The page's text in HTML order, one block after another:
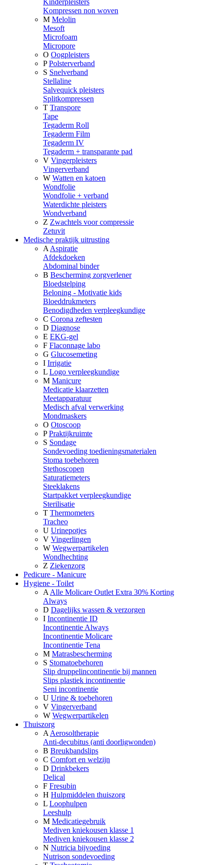
Kinderpleisters
Kompressen non woven
M Melolin
Mesoft
Microfoam
Micropore
O Oogpleisters
P Polsterverband
S Snelverband
Stellaline
Salvequick pleisters
Splitkompressen
T Transpore
Tape
Tegaderm Roll
Tegaderm Film
Tegaderm IV
Tegaderm + transparante pad
V Vingerpleisters
Vingerverband
W Watten en katoen
Wondfolie
Wondfolie + verband
Waterdichte pleisters
Wondverband
Z Zwachtels voor compressie
Zetuvit
Medische praktijk uitrusting
A Aspiratie
Afdekdoeken
Abdominal binder
B Bescherming zorgverlener
Bloedstelping
Beloning - Motivatie kids
Bloeddrukmeters
Benodigdheden verpleegkundige
C Corona zeftesten
D Diagnose
E EKG-gel
F Flaconnage labo
G Glucosemeting
I Irrigatie
L Logo verpleegkundige
M Manicure
Medicatie klaarzetten
Meetapparatuur
Medisch afval verwerking
Mondmaskers
O Otoscoop
P Praktijkruimte
S Sondage
Sondevoeding toedieningsmaterialen
Stoma toebehoren
Stethoscopen
Saturatiemeters
Steeklakens
Startpakket verpleegkundige
Sterilisatie
T Thermometers
Tracheo
U Urinepotjes
V Vingerlingen
W Wegwerpartikelen
Wondhechting
Z Ziekenzorg
Pedicure - Manicure
Hygiene - Toilet
A Alle Molicare Outlet Extra 30% Korting
Always
D Dagelijks wassen & verzorgen
I Incontinentie ID
Incontinentie Always
Incontinentie Molicare
Incontinentie Tena
M Matrasbescherming
S Stomatoebehoren
Slip druppelincontinentie bij mannen
Slips plastiek incontinentie
Seni incontinentie
U Urine & toebehoren
V Vingerverband
W Wegwerpartikelen
Thuiszorg
A Aerosoltherapie
Anti-decubitus (anti doorligwonden)
B Breukbandslips
C Comfort en welzijn
D Drinkbekers
Delical
F Fresubin
H Hulpmiddelen thuiszorg
L Loophulpen
Leeshulp
M Medicatiegebruik
Mediven kniekousen klasse 1
Mediven kniekousen klasse 2
N Nutricia bijvoeding
Nutrison sondevoeding